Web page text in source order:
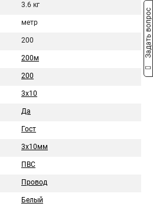
3.6 кг
метр
200
200м
200
3x10
Да
Гост
3x10мм
ПВС
Провод
Белый
Задать вопрос